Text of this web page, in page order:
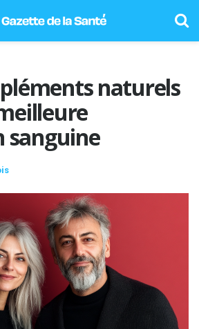
naturels
sanguine